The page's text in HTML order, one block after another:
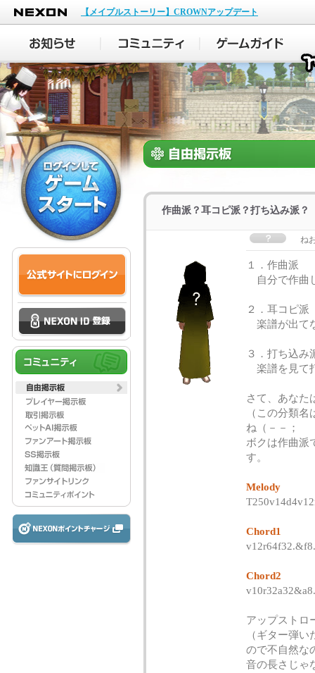
NEXON
【メイプルストーリー】CROWNアップデート
作曲派？耳コピ派？打ち込み派？
ね
１．作曲派
自分で作曲
２．耳コピ派
楽譜が出て
３．打ち込み
楽譜を見て
さて、あなた
（この分類
ね（－－；
ボクは作曲派
す。
Melody
Chord1
Chord2
アップストロ
（ギター弾
ので不自然な
音の長さじゃ